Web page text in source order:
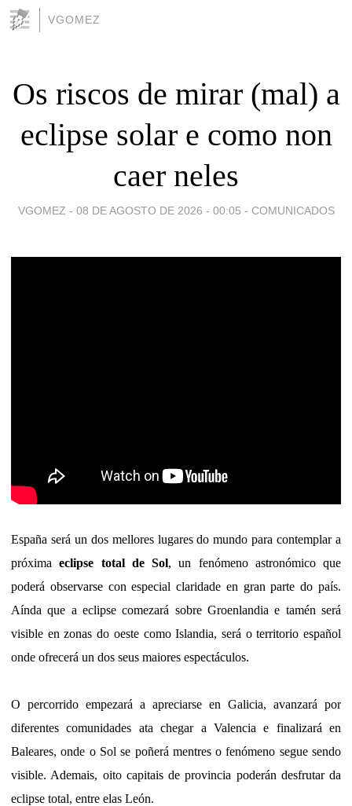
VGOMEZ
Os riscos de mirar (mal) a
eclipse solar e como non
caer neles
VGOMEZ - 08 DE AGOSTO DE 2026 - 00:05 - COMUNICADOS
España será un dos mellores lugares do mundo para contemplar a
próximaeclipse total de Sol, un fenómeno astronómico que
poderá observarse con especial claridade en gran parte do país.
Aínda que a eclipse comezará sobre Groenlandia e tamén será
visible en zonas do oeste como Islandia, será o territorio español
onde ofrecerá un dos seus maiores espectáculos.
O percorrido empezará a apreciarse en Galicia, avanzará por
diferentes comunidades ata chegar a Valencia e finalizará en
Baleares, onde o Sol se poñerá mentres o fenómeno segue sendo
visible. Ademais, oito capitais de provincia poderán desfrutar da
eclipse total, entre elas León.